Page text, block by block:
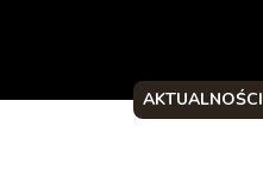
AKTUALNOŚCI